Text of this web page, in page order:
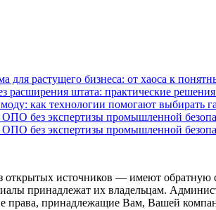
для растущего бизнеса: от хаоса к
расширения штата: практические решения
как технологии помогают выбирать
ОПО без экспертизы промышленной
ОПО без экспертизы промышленной
открытых источников — имеют обратную
принадлежат их владельцам.
права, принадлежащие Вам, Вашей